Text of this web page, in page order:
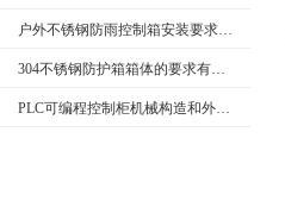
户外不锈钢防雨控制箱安装要求和产品特点
304不锈钢防护箱箱体的要求有哪些
PLC可编程控制柜机械构造和外部回路的检查